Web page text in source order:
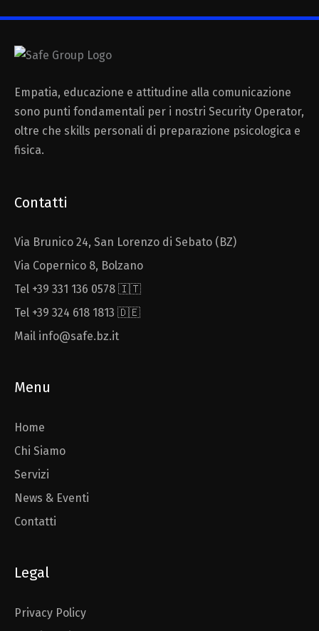
Empatia, educazione e attitudine alla comunicazione
sono punti fondamentali per i nostri Security Operator,
oltre che skills personali di preparazione psicologica e
fisica.
Contatti
Via Brunico 24, San Lorenzo di Sebato (BZ)
Via Copernico 8, Bolzano
Tel +39 331 136 0578 🇮🇹
Tel +39 324 618 1813 🇩🇪
Mail info@safe.bz.it
Menu
Home
Chi Siamo
Servizi
News & Eventi
Contatti
Legal
Privacy Policy